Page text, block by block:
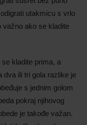
utakmicu s vrlo
važno ako se kladite
kladite prima, a
dva ili tri gola razlike je
s jednim golom
pokraj njihovog
je takođe važan.